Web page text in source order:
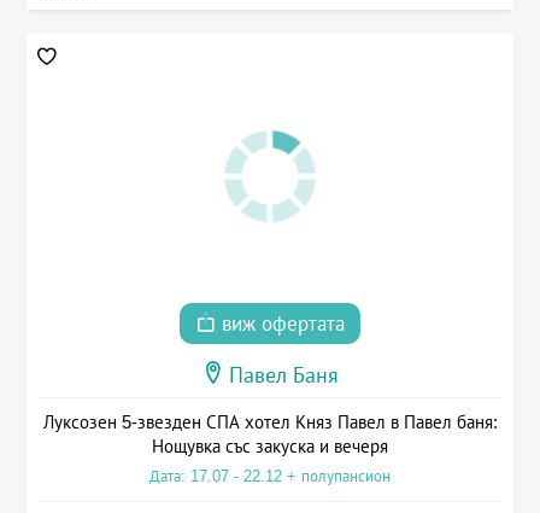
виж офертата
Павел Баня
Луксозен 5-звезден СПА хотел Княз Павел в Павел баня:
Нощувка със закуска и вечеря
Дата: 17.07 - 22.12 + полупансион